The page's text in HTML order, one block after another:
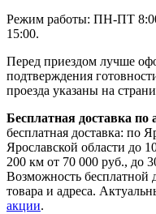
Режим работы: ПН-ПТ
15:00.
Перед приездом лучше
подтверждения
проезда указаны на
Бесплатная доставка по
бесплатная доставка: по
Ярославской области до
200 км от 70 000 руб., до
Возможность бесплатной
товара и адреса.
акции.